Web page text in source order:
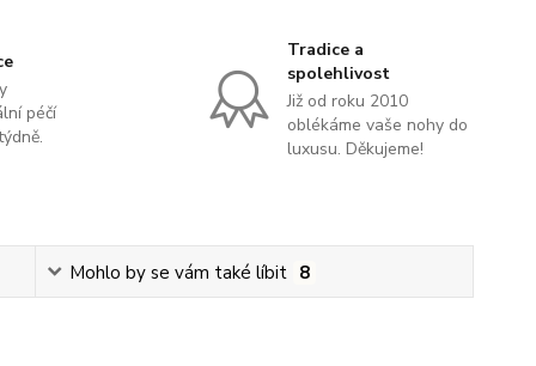
péčí
Tradice a
spolehlivost
Již od roku 2010
oblékáme vaše nohy do
luxusu. Děkujeme!
Mohlo by se vám také líbit 8